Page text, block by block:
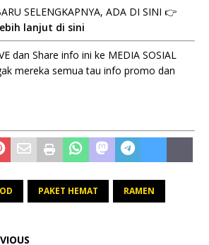
SELENGKAPNYA, ADA DI SINI 👉
lanjut di sini
dan Share info ini ke MEDIA SOSIAL
mereka semua tau info promo dan
PAKET HEMAT RAMEN